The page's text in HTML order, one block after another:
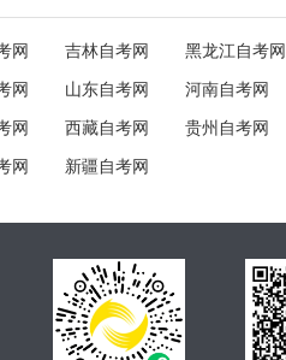
网 吉林自考网 黑龙江自考网
网 山东自考网 河南自考网
网 西藏自考网 贵州自考网
网 新疆自考网